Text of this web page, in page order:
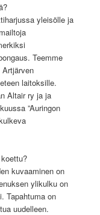
yleisölle ja
Teemme
laitoksille.
Altair ry ja ja
”Auringon
kuvaaminen on
ylikulku on
Tapahtuma on
uudelleen.